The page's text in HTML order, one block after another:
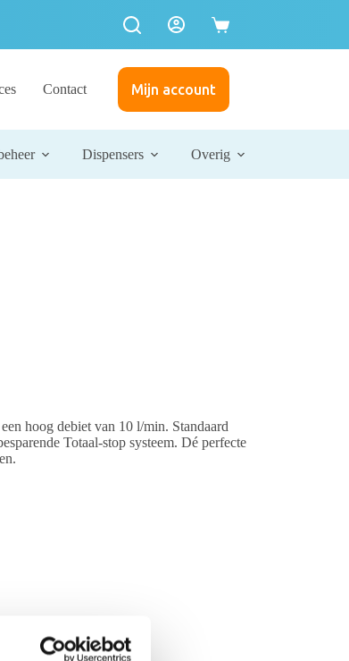
Contact Mijn account
Dispensers Overig
hoog debiet van 10 l/min. Standaard
Totaal-stop systeem. Dé perfecte